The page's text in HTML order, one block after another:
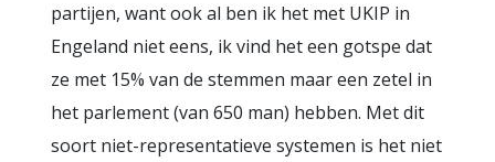
partijen, want ook al ben ik het met UKIP in
Engeland niet eens, ik vind het een gotspe dat
ze met 15% van de stemmen maar een zetel in
het parlement (van 650 man) hebben. Met dit
soort niet-representatieve systemen is het niet